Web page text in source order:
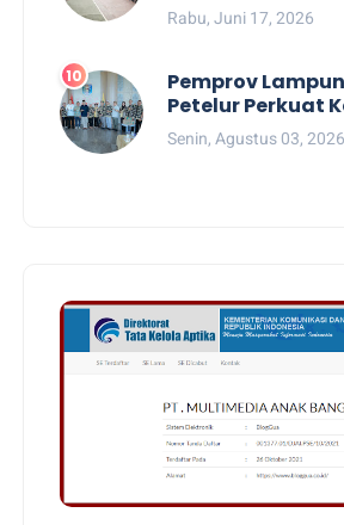
Rabu, Juni 17, 2026
Pemprov
Petelur Perkuat
Senin, Agustus 03, 2026